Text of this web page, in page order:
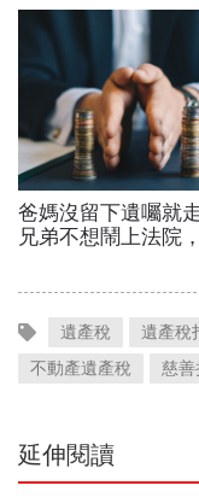
遺產稅 遺產稅
不動產遺產稅
慈善
延伸閱讀